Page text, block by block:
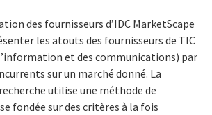
des fournisseurs d’IDC MarketScape
les atouts des fournisseurs de TIC
et des communications) par
sur un marché donné. La
utilise une méthode de
fondée sur des critères à la fois